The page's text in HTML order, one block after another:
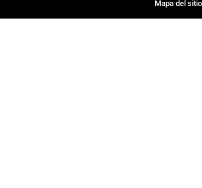
Mapa del sitio